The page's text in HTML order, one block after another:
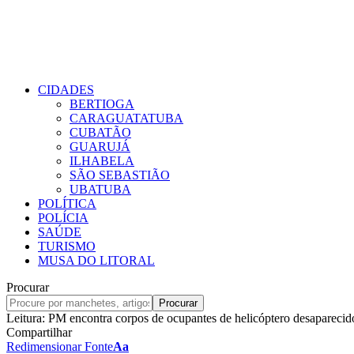
CIDADES
BERTIOGA
CARAGUATATUBA
CUBATÃO
GUARUJÁ
ILHABELA
SÃO SEBASTIÃO
UBATUBA
POLÍTICA
POLÍCIA
SAÚDE
TURISMO
MUSA DO LITORAL
Procurar
Leitura: PM encontra corpos de ocupantes de helicóptero
Compartilhar
Redimensionar FonteAa